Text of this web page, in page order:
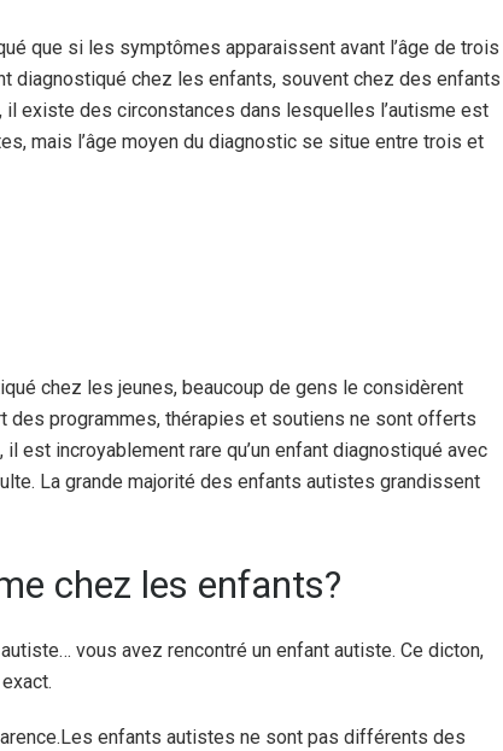
que si les symptômes apparaissent avant l’âge de trois
diagnostiqué chez les enfants, souvent chez des enfants
existe des circonstances dans lesquelles l’autisme est
mais l’âge moyen du diagnostic se situe entre trois et
chez les jeunes, beaucoup de gens le considèrent
des programmes, thérapies et soutiens ne sont offerts
est incroyablement rare qu’un enfant diagnostiqué avec
La grande majorité des enfants autistes grandissent
chez les enfants?
vous avez rencontré un enfant autiste. Ce dicton,
Les enfants autistes ne sont pas différents des